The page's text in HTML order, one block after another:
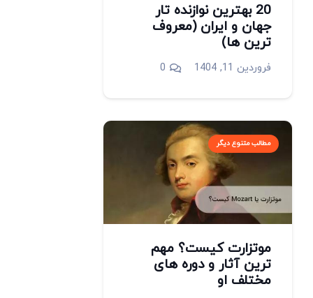
20 بهترین نوازنده تار
جهان و ایران (معروف
ترین ها)
فروردین 11, 1404 0
مطالب متنوع دیگر
موتزارت کیست؟ مهم
ترین آثار و دوره های
مختلف او